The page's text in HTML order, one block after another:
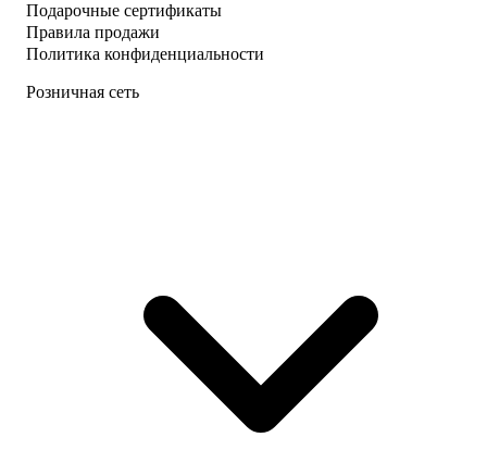
Подарочные сертификаты
Правила продажи
Политика конфиденциальности
Розничная сеть